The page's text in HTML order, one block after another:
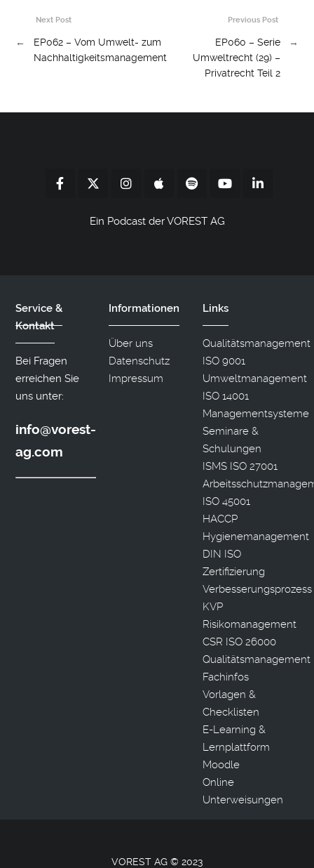
Previous Post
EP060 – Serie
Umweltrecht (29) –
Privatrecht Teil 2
→
Next Post
←
EP062 – Vom Umwelt- zum
Nachhaltigkeitsmanagement
Ein Podcast der VOREST AG
Service &
Kontakt
Bei Fragen
erreichen Sie
uns unter:
info@vorest-
ag.com
Informationen
Über uns
Datenschutz
Impressum
Links
Qualitätsmanagement
ISO 9001
Umweltmanagement
ISO 14001
Managementsysteme
Seminare &
Schulungen
ISMS ISO 27001
ISO 45001
HACCP
Hygienemanagement
DIN ISO
Zertifizierung
Verbesserungsprozess
KVP
Risikomanagement
CSR ISO 26000
Qualitätsmanagement
Fachinfos
Vorlagen &
Checklisten
E-Learning &
Lernplattform
Moodle
Online
Unterweisungen
VOREST AG © 2023